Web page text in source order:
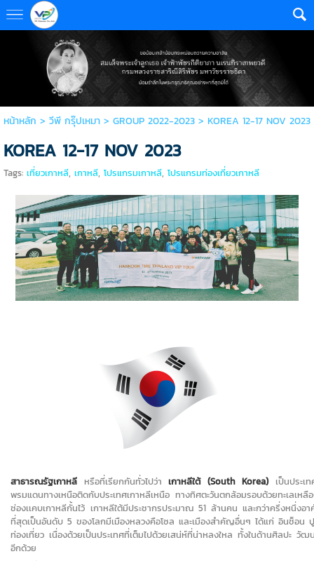
หน้าหลัก > วีพี กรุ๊ปเหมา> GROUP 2022-2023> KOREA 12-17 NOV 2023
KOREA 12-17 NOV 2023
Tags: เที่ยวเกาหลี, เกาหลี, โปรแกรมเกาหลี, โปรแกรมท่องเที่ยวเกาหลี
สาธารณรัฐเกาหลี หรือที่เรียกกันทั่วไปว่าเกาหลีใต้ (South Korea)เป็นประเท
พรมแดนทางเหนือติดกับประเทศเกาหลีเหนือ ทางทิศตะวันตกล้อมรอบด้วยทะเลเห
ช่องเเคบเกาหลีกั้นไว้ เกาหลีใต้มีประชากรประมาณ 51 ล้านคน และกว่าครึ่งหนึ่ง
ที่สุดเป็นอันดับ 5 ของโลกมีเมืองหลวงคือโซล และเมืองสำคัญอื่นๆ ได้แก่ อินช็อ
ท่องเที่ยว เนื่องด้วยเป็นประเทศที่เต็มไปด้วยเสน่ห์ที่น่าหลงใหล ทั้งในด้านศิลปะ
อีกด้วย